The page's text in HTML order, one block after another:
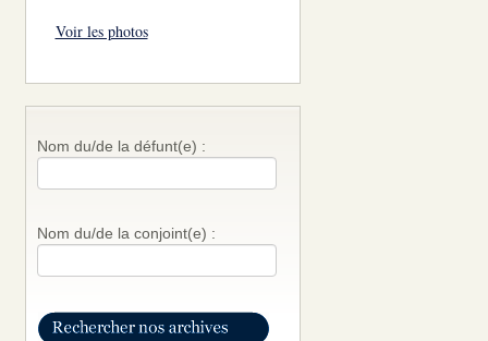
Voir les photos
Nom du/de la défunt(e) :
Nom du/de la conjoint(e) :